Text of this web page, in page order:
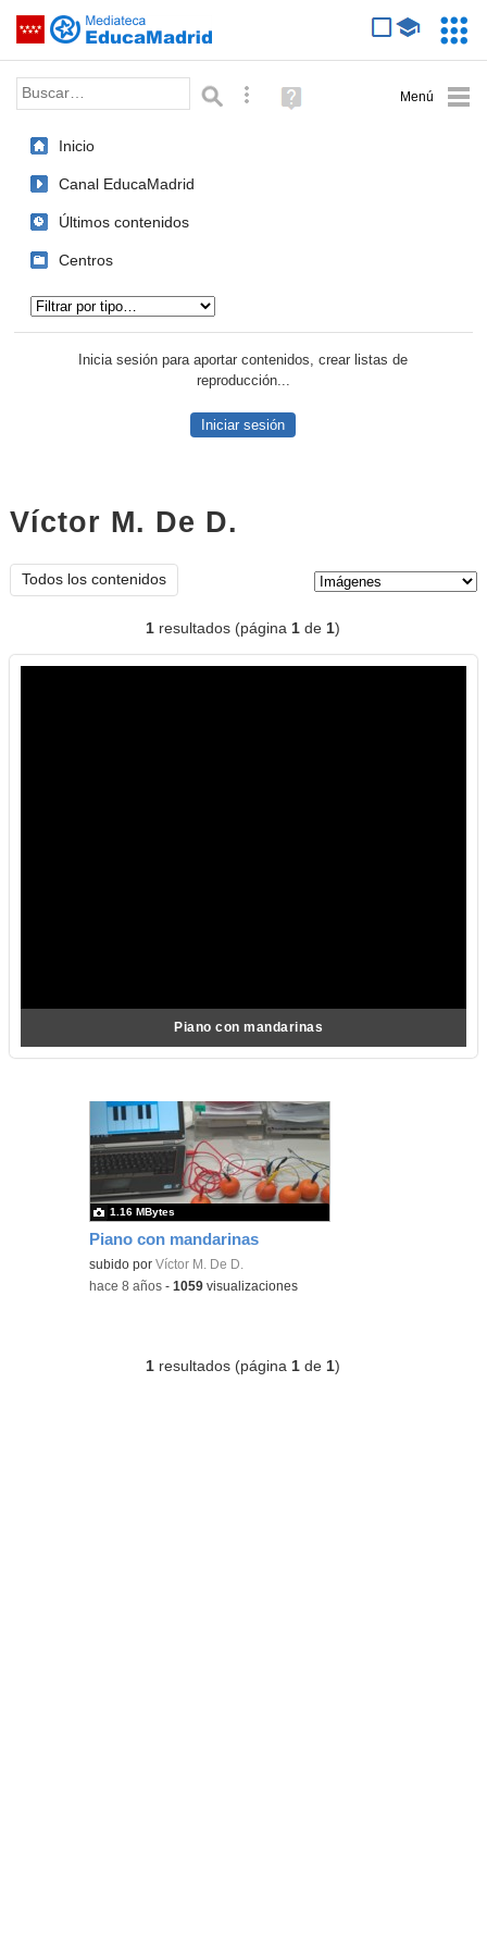
Saltar navegación
Palabra o frase: Búsqueda avanzada
Ayuda
(en
Inicio
Canal EducaMadrid
Últimos contenidos
Centros
Inicia sesión para aportar contenidos, crear listas de
reproducción...
Iniciar sesión
Víctor M. De D.
Todos los contenidos
1 resultados (página1 de1)
Piano con mandarinas
Piano con mandarinas
subido porVíctor M. De D.
1.16 MBytes
-hace 8 años -1059 visualizaciones
1 resultados (página 1 de 1)